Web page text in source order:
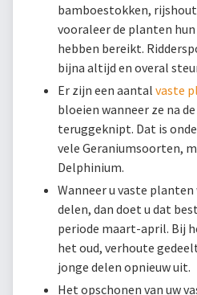
bamboestokken,
vooraleer de planten
hebben bereikt.
bijna altijd en overal
Er zijn een aantal vaste
bloeien wanneer ze na
teruggeknipt. Dat is
vele Geraniumsoorten,
Delphinium.
Wanneer u vaste
delen, dan doet u dat
periode maart-april. Bij
het oud, verhoute
jonge delen opnieuw uit.
Het opschonen van uw